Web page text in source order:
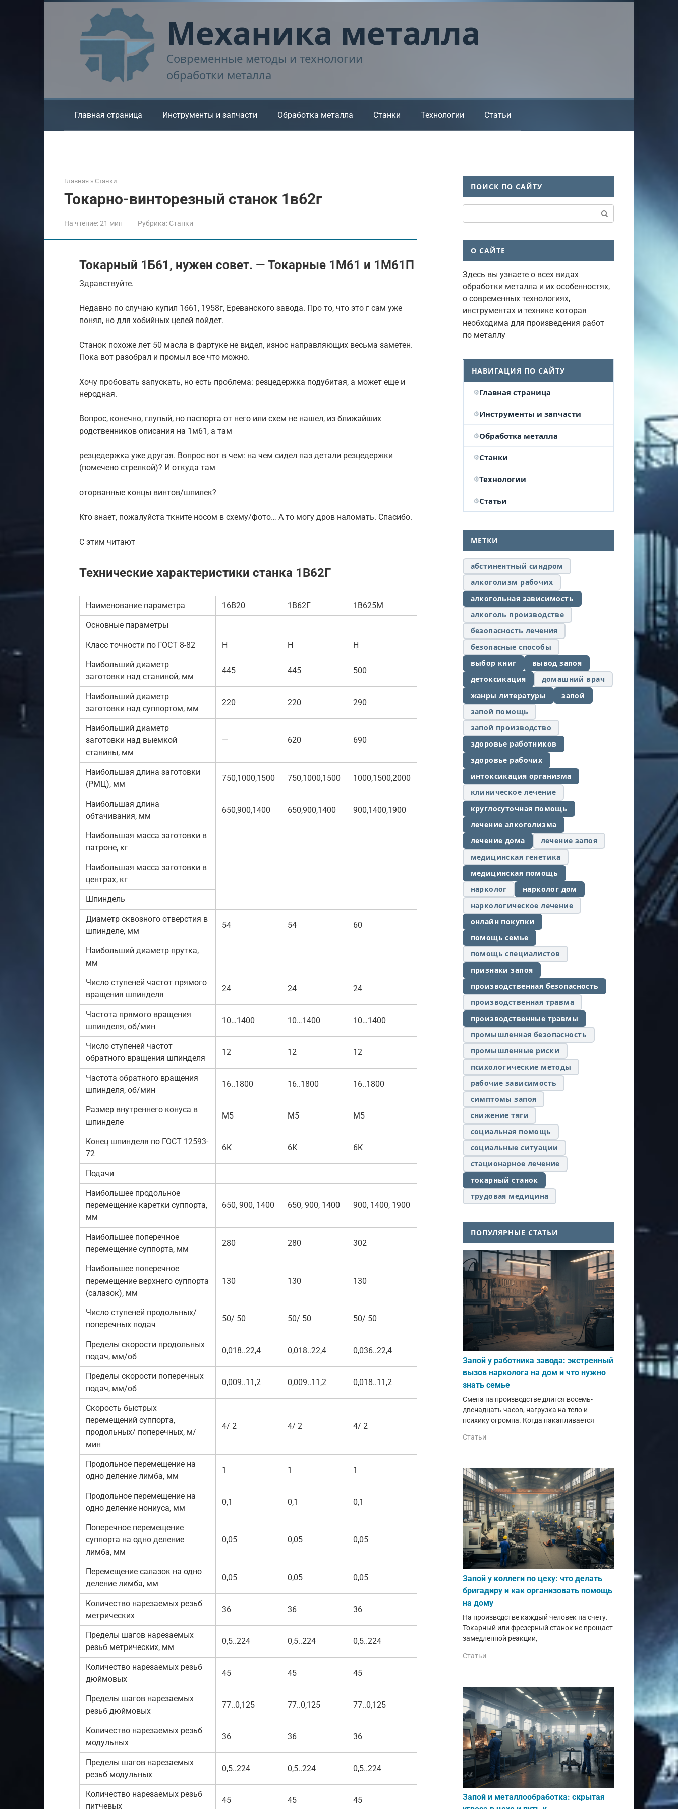
Механика металла
Современные методы и технологии
обработки металла
Главная страница Инструменты и запчасти Обработка металла Станки Технологии Статьи
Главная » Станки
Токарно-винторезный станок 1в62г
На чтение:21 мин Рубрика: Станки
Токарный 1Б61, нужен совет. — Токарные 1М61 и 1М61П
Здравствуйте.
Недавно по случаю купил 1б61, 1958г, Ереванского завода. Про то, что это г сам уже
понял, но для хобийных целей пойдет.
Станок похоже лет 50 масла в фартуке не видел, износ направляющих весьма заметен.
Пока вот разобрал и промыл все что можно.
Хочу пробовать запускать, но есть проблема: резцедержка подубитая, а может еще и
неродная.
Вопрос, конечно, глупый, но паспорта от него или схем не нашел, из ближайших
родственников описания на 1м61, а там
резцедержка уже другая. Вопрос вот в чем: на чем сидел паз детали резцедержки
(помечено стрелкой)? И откуда там
оторванные концы винтов/шпилек?
Кто знает, пожалуйста ткните носом в схему/фото… А то могу дров наломать. Спасибо.
С этим читают
Технические характеристики станка 1В62Г
Наименование параметра 16В20 1В62Г 1В625М
Основные параметры
Класс точности по ГОСТ 8-82 Н Н Н
Наибольший диаметр
заготовки над станиной, мм
445 445 500
Наибольший диаметр
заготовки над суппортом, мм
220 220 290
Наибольший диаметр
заготовки над выемкой
станины, мм
— 620 690
Наибольшая длина заготовки
(РМЦ), мм
750,1000,1500 750,1000,1500 1000,1500,2000
Наибольшая длина
обтачивания, мм
650,900,1400 650,900,1400 900,1400,1900
Наибольшая масса заготовки в
патроне, кг
Наибольшая масса заготовки в
центрах, кг
Шпиндель
Диаметр сквозного отверстия в
шпинделе, мм
54 54 60
Наибольший диаметр прутка,
мм
Число ступеней частот прямого
вращения шпинделя
24 24 24
Частота прямого вращения
шпинделя, об/мин
10…1400 10…1400 10…1400
Число ступеней частот
обратного вращения шпинделя
12 12 12
Частота обратного вращения
шпинделя, об/мин
16..1800 16..1800 16..1800
Размер внутреннего конуса в
шпинделе
М5 М5 М5
Конец шпинделя по ГОСТ 12593-
72
6К 6К 6К
Подачи
Наибольшее продольное
перемещение каретки суппорта,
мм
650, 900, 1400 650, 900, 1400 900, 1400, 1900
Наибольшее поперечное
перемещение суппорта, мм
280 280 302
Наибольшее поперечное
перемещение верхнего суппорта
(салазок), мм
130 130 130
Число ступеней продольных/
поперечных подач
50/ 50 50/ 50 50/ 50
Пределы скорости продольных
подач, мм/об
0,018..22,4 0,018..22,4 0,036..22,4
Пределы скорости поперечных
подач, мм/об
0,009..11,2 0,009..11,2 0,018..11,2
Скорость быстрых
перемещений суппорта,
продольных/ поперечных, м/
мин
4/ 2 4/ 2 4/ 2
Продольное перемещение на
одно деление лимба, мм
1 1 1
Продольное перемещение на
одно деление нониуса, мм
0,1 0,1 0,1
Поперечное перемещение
суппорта на одно деление
лимба, мм
0,05 0,05 0,05
Перемещение салазок на одно
деление лимба, мм
0,05 0,05 0,05
Количество нарезаемых резьб
метрических
36 36 36
Пределы шагов нарезаемых
резьб метрических, мм
0,5..224 0,5..224 0,5..224
Количество нарезаемых резьб
дюймовых
45 45 45
Пределы шагов нарезаемых
резьб дюймовых
77..0,125 77..0,125 77..0,125
Количество нарезаемых резьб
модульных
36 36 36
Пределы шагов нарезаемых
резьб модульных
0,5..224 0,5..224 0,5..224
Количество нарезаемых резьб
питчевых
45 45 45
ПОИСК ПО САЙТУ
О САЙТЕ
Здесь вы узнаете о всех видах
обработки металла и их особенностях,
о современных технологиях,
инструментах и технике которая
необходима для произведения работ
по металлу
НАВИГАЦИЯ ПО САЙТУ
Главная страница
Инструменты и запчасти
Обработка металла
Станки
Технологии
Статьи
МЕТКИ
абстинентный синдром
алкоголизм рабочих
алкогольная зависимость
алкоголь производстве
безопасность лечения
безопасные способы
выбор книг
вывод запоя
детоксикация
домашний врач
жанры литературы
запой
запой помощь
запой производство
здоровье работников
здоровье рабочих
интоксикация организма
клиническое лечение
круглосуточная помощь
лечение алкоголизма
лечение дома
лечение запоя
медицинская генетика
медицинская помощь
нарколог
нарколог дом
наркологическое лечение
онлайн покупки
помощь семье
помощь специалистов
признаки запоя
производственная безопасность
производственная травма
производственные травмы
промышленная безопасность
промышленные риски
психологические методы
рабочие зависимость
симптомы запоя
снижение тяги
социальная помощь
социальные ситуации
стационарное лечение
токарный станок
трудовая медицина
ПОПУЛЯРНЫЕ СТАТЬИ
Запой у работника завода: экстренный
вызов нарколога на дом и что нужно
знать семье
Смена на производстве длится восемь-
двенадцать часов, нагрузка на тело и
психику огромна. Когда накапливается
Статьи
Запой у коллеги по цеху: что делать
бригадиру и как организовать помощь
на дому
На производстве каждый человек на счету.
Токарный или фрезерный станок не прощает
замедленной реакции,
Статьи
Запой и металлообработка: скрытая